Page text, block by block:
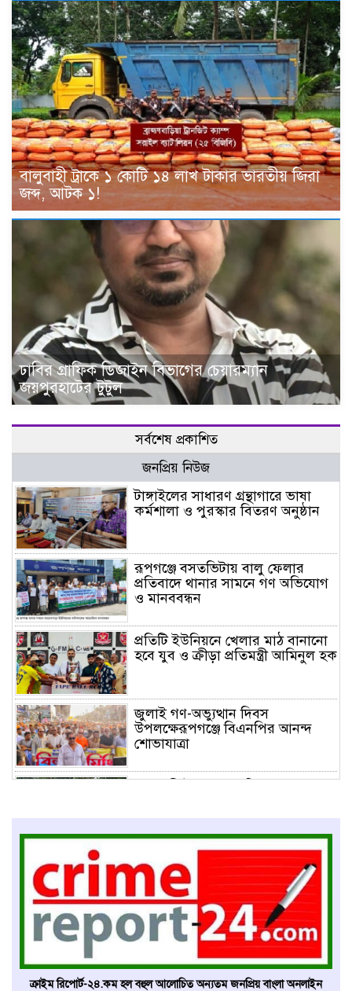
বালুবাহী ট্রাকে ১ কোটি ১৪ লাখ টাকার ভারতীয় জিরা
জব্দ, আটক ১!
ঢাবির গ্রাফিক ডিজাইন বিভাগের চেয়ারম্যান
জয়পুরহাটের টুটুল
সর্বশেষ প্রকাশিত
জনপ্রিয় নিউজ
টাঙ্গাইলের সাধারণ গ্রন্থাগারে ভাষা
কর্মশালা ও পুরস্কার বিতরণ অনুষ্ঠান
রূপগঞ্জে বসতভিটায় বালু ফেলার
প্রতিবাদে থানার সামনে গণ অভিযোগ
ও মানববন্ধন
প্রতিটি ইউনিয়নে খেলার মাঠ বানানো
হবে যুব ও ক্রীড়া প্রতিমন্ত্রী আমিনুল হক
জুলাই গণ-অভ্যুত্থান দিবস
উপলক্ষেরূপগঞ্জে বিএনপির আনন্দ
শোভাযাত্রা
ঢাবির গ্রাফিক ডিজাইন বিভাগের
চেয়ারম্যান জয়পুরহাটের টুটুল
বিডি ক্লিনের উদ্যোগে শাহ্ নেয়ামতুল্লাহ
কলেজে পরিচ্ছন্নতা অভিযান
ক্রাইম রিপোর্ট-২৪.কম হল বহুল আলোচিত অন্যতম জনপ্রিয় বাংলা অনলাইন